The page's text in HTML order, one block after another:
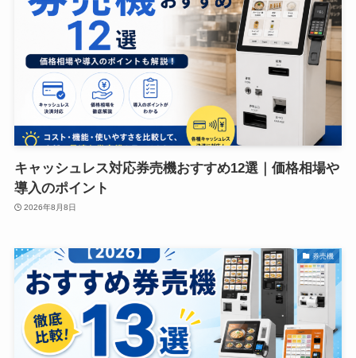
キャッシュレス対応券売機おすすめ12選｜価格相場や
導入のポイント
2026年8月8日
券売機